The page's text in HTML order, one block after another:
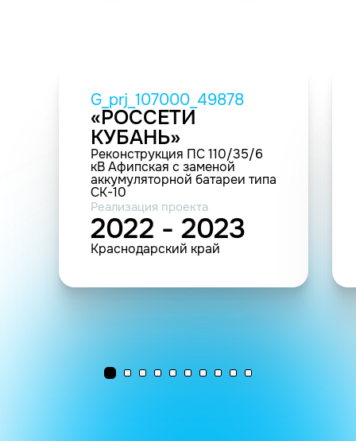
G_prj_107000_49878
«РОССЕТИ
КУБАНЬ»
Реконструкция ПС 110/35/6
кВ Афипская с заменой
аккумуляторной батареи типа
СК-10
Реализация проекта
2022 - 2023
Краснодарский край